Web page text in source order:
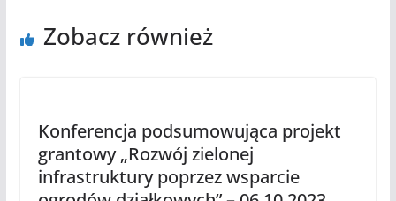
Zobacz również
Konferencja podsumowująca projekt
grantowy „Rozwój zielonej
infrastruktury poprzez wsparcie